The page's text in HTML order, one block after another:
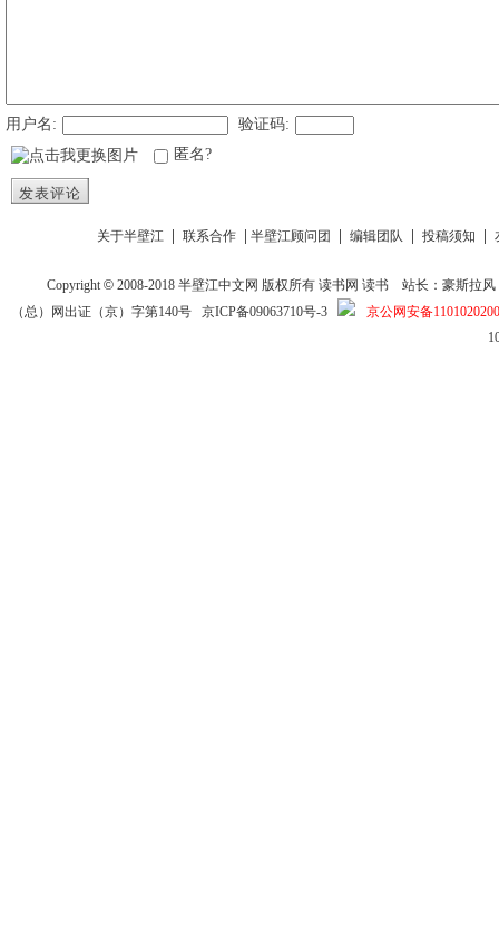
用户名:
验证码:
匿名?
发表评论
关于半壁江 联系合作 半壁江顾问团 编辑团队 投稿须知
Copyright © 2008-2018半壁江中文网 版权所有读书网 读书
站长：豪斯拉风
（总）网出证（京）字第140号 京ICP备09063710号-3
京公网安备